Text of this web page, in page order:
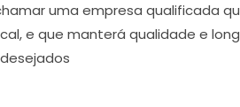
uma empresa qualificada
e que manterá qualidade e